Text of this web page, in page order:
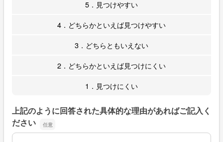
5．見つけやすい
4．どちらかといえば見つけやすい
3．どちらともいえない
2．どちらかといえば見つけにくい
1．見つけにくい
上記のように回答された具体的な理由があればご記入く
ださい
上記のように回答された具体的な理由があればご記入くだ